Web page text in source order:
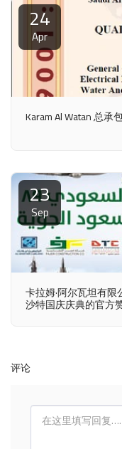
24
Apr
Karam Al Watan 总承
23
Sep
卡拉姆·阿尔瓦坦有
沙特国庆庆典的官方
评论